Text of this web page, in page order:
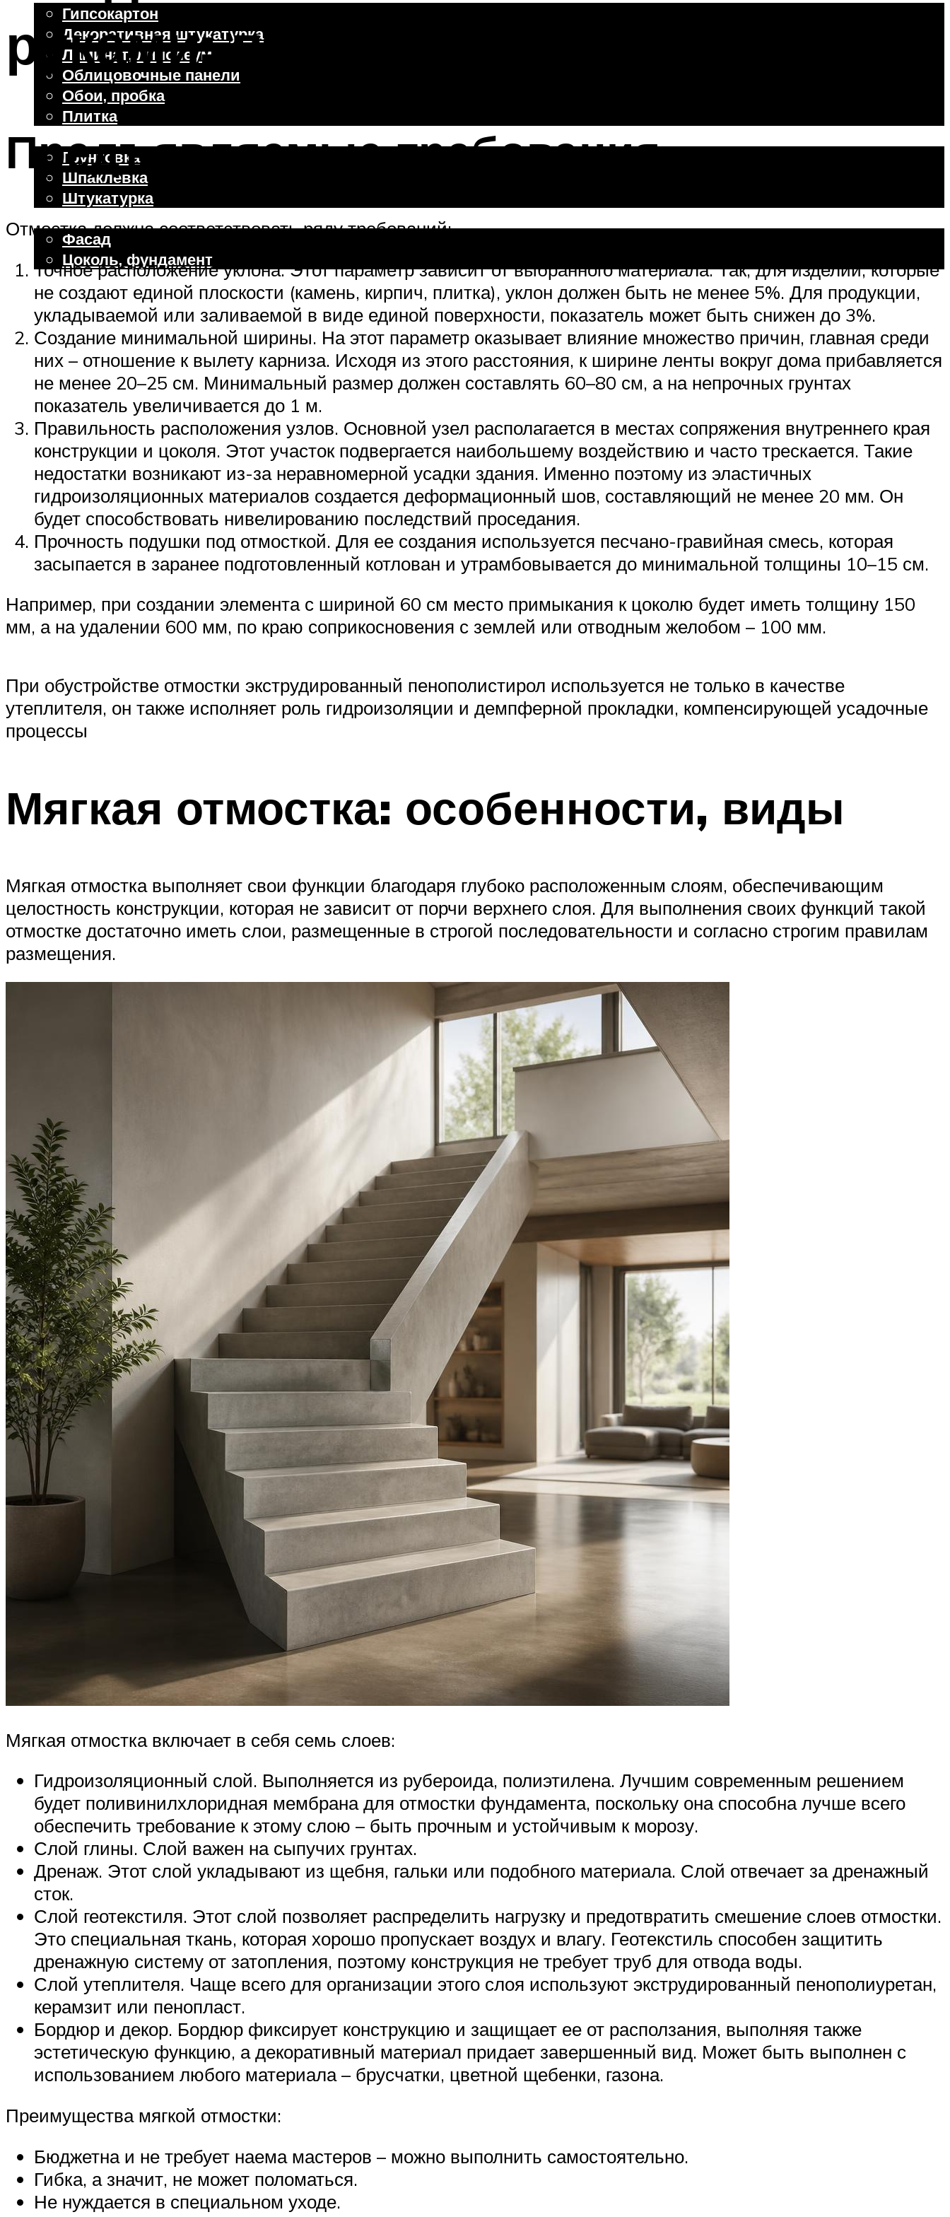
Гипсокартон
Декоративная штукатурка
Ламинат, линолеум
Облицовочные панели
Обои, пробка
Плитка
Отделочные работы
Грунтовка
Шпаклевка
Штукатурка
Фасад
Цоколь, фундамент
Меню
руками: пошаговая инструкция
Предъявляемые требования
Отмостка должна соответствовать ряду требований:
Точное расположение уклона. Этот параметр зависит от выбранного материала. Так, для изделий, которые
не создают единой плоскости (камень, кирпич, плитка), уклон должен быть не менее 5%. Для продукции,
укладываемой или заливаемой в виде единой поверхности, показатель может быть снижен до 3%.
Создание минимальной ширины. На этот параметр оказывает влияние множество причин, главная среди
них – отношение к вылету карниза. Исходя из этого расстояния, к ширине ленты вокруг дома прибавляется
не менее 20–25 см. Минимальный размер должен составлять 60–80 см, а на непрочных грунтах
показатель увеличивается до 1 м.
Правильность расположения узлов. Основной узел располагается в местах сопряжения внутреннего края
конструкции и цоколя. Этот участок подвергается наибольшему воздействию и часто трескается. Такие
недостатки возникают из-за неравномерной усадки здания. Именно поэтому из эластичных
гидроизоляционных материалов создается деформационный шов, составляющий не менее 20 мм. Он
будет способствовать нивелированию последствий проседания.
Прочность подушки под отмосткой. Для ее создания используется песчано-гравийная смесь, которая
засыпается в заранее подготовленный котлован и утрамбовывается до минимальной толщины 10–15 см.
Например, при создании элемента с шириной 60 см место примыкания к цоколю будет иметь толщину 150
мм, а на удалении 600 мм, по краю соприкосновения с землей или отводным желобом – 100 мм.
При обустройстве отмостки экструдированный пенополистирол используется не только в качестве
утеплителя, он также исполняет роль гидроизоляции и демпферной прокладки, компенсирующей усадочные
процессы
Мягкая отмостка: особенности, виды
Мягкая отмостка выполняет свои функции благодаря глубоко расположенным слоям, обеспечивающим
целостность конструкции, которая не зависит от порчи верхнего слоя. Для выполнения своих функций такой
отмостке достаточно иметь слои, размещенные в строгой последовательности и согласно строгим правилам
размещения.
Мягкая отмостка включает в себя семь слоев:
Гидроизоляционный слой. Выполняется из рубероида, полиэтилена. Лучшим современным решением
будет поливинилхлоридная мембрана для отмостки фундамента, поскольку она способна лучше всего
обеспечить требование к этому слою – быть прочным и устойчивым к морозу.
Слой глины. Слой важен на сыпучих грунтах.
Дренаж. Этот слой укладывают из щебня, гальки или подобного материала. Слой отвечает за дренажный
сток.
Слой геотекстиля. Этот слой позволяет распределить нагрузку и предотвратить смешение слоев отмостки.
Это специальная ткань, которая хорошо пропускает воздух и влагу. Геотекстиль способен защитить
дренажную систему от затопления, поэтому конструкция не требует труб для отвода воды.
Слой утеплителя. Чаще всего для организации этого слоя используют экструдированный пенополиуретан,
керамзит или пенопласт.
Бордюр и декор. Бордюр фиксирует конструкцию и защищает ее от расползания, выполняя также
эстетическую функцию, а декоративный материал придает завершенный вид. Может быть выполнен с
использованием любого материала – брусчатки, цветной щебенки, газона.
Преимущества мягкой отмостки:
Бюджетна и не требует наема мастеров – можно выполнить самостоятельно.
Гибка, а значит, не может поломаться.
Не нуждается в специальном уходе.